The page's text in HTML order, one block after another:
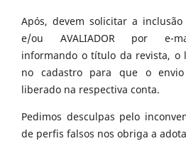
Após, devem solicitar a
e/ou AVALIADOR por e-
informando o título da revista, o
no cadastro para que o
liberado na respectiva conta.
Pedimos desculpas pelo
de perfis falsos nos obriga a